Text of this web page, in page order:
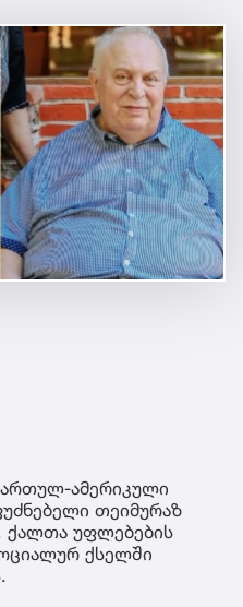
ამერიკული
თეიმურაზ
ქალთა უფლებების
ქსელში